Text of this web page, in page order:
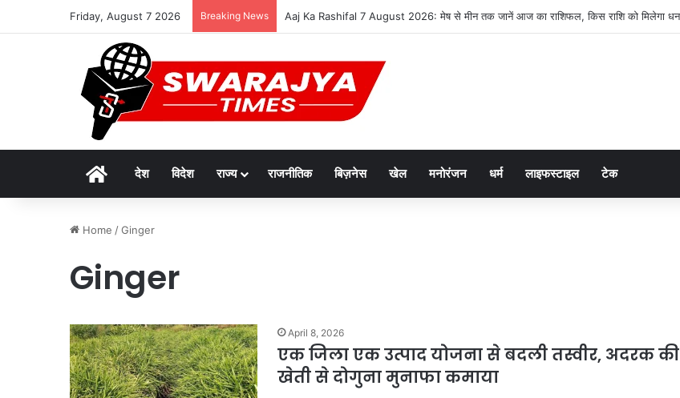
Friday, August 7 2026 Breaking News विकसित मध्यप्रदेश-2047’ की वित्तीय रूपरेखा तैयार
Homeदेश विदेश राज्य राजनीतिक बिज़नेस खेल मनोरंजन धर्म लाइफस्टाइल टेक
Home /Ginger
Ginger
April 8, 2026
एक जिला एक उत्पाद योजना से बदली तस्वीर, अदरक की
खेती से दोगुना मुनाफा कमाया